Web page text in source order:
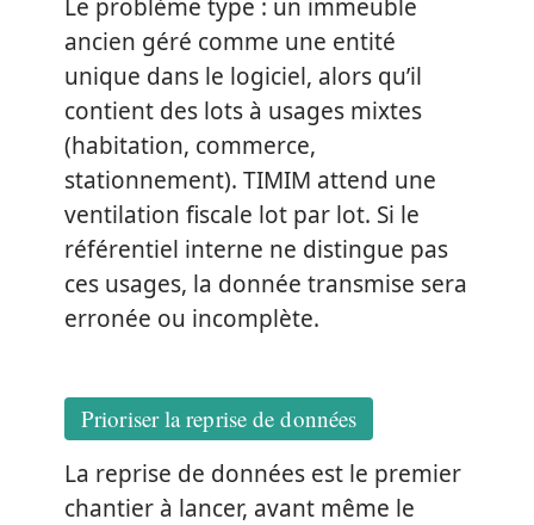
Le problème type : un immeuble
ancien géré comme une entité
unique dans le logiciel, alors qu’il
contient des lots à usages mixtes
(habitation, commerce,
stationnement). TIMIM attend une
ventilation fiscale lot par lot. Si le
référentiel interne ne distingue pas
ces usages, la donnée transmise sera
erronée ou incomplète.
Prioriser la reprise de données
La reprise de données est le premier
chantier à lancer, avant même le